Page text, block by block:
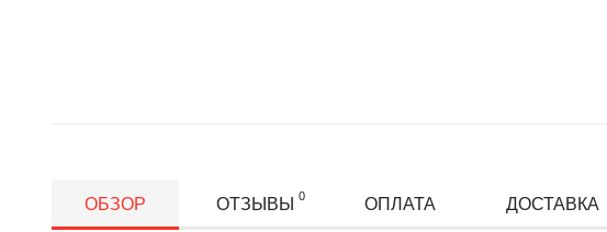
ОБЗОР ОТЗЫВЫ 0 ОПЛАТА ДОСТАВКА